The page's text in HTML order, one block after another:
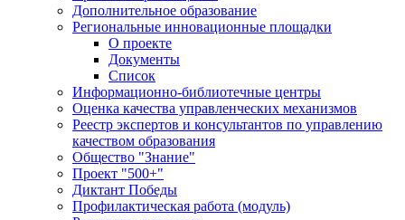
Дополнительное образование
Региональные инновационные площадки
О проекте
Документы
Список
Информационно-библиотечные центры
Оценка качества управленческих механизмов
Реестр экспертов и консультантов по управлению
качеством образования
Общество "Знание"
Проект "500+"
Диктант Победы
Профилактическая работа (модуль)